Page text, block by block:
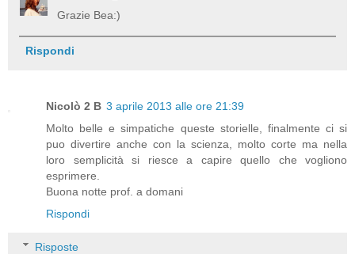
Grazie Bea:)
Rispondi
Nicolò 2 B 3 aprile 2013 alle ore 21:39
Molto belle e simpatiche queste storielle, finalmente ci si
puo divertire anche con la scienza, molto corte ma nella
loro semplicità si riesce a capire quello che vogliono
esprimere.
Buona notte prof. a domani
Rispondi
Risposte